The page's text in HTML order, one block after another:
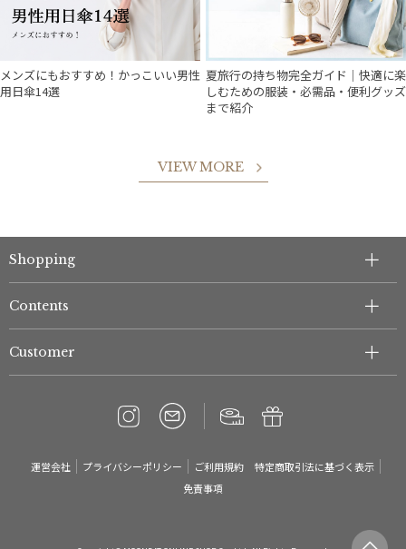
メンズにもおすすめ！かっこいい男性
用日傘14選
夏旅行の持ち物完全ガイド｜快適に楽
しむための服装・必需品・便利グッズ
まで紹介
VIEW MORE
Shopping
Contents
Customer
運営会社 プライバシーポリシー ご利用規約
特定商取引法に基づく表示
免責事項